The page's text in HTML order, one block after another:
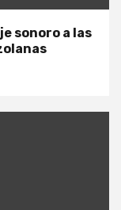
sonoro a las